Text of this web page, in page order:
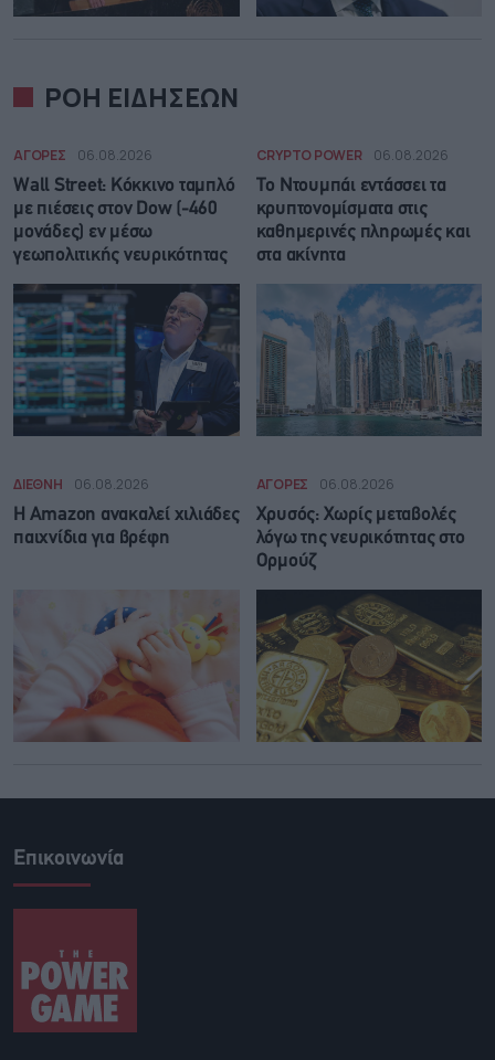
ΡΟΗ ΕΙΔΗΣΕΩΝ
ΑΓΟΡΕΣ 06.08.2026
Wall Street: Κόκκινο ταμπλό
με πιέσεις στον Dow (-460
μονάδες) εν μέσω
γεωπολιτικής νευρικότητας
CRYPTO POWER 06.08.2026
Το Ντουμπάι εντάσσει τα
κρυπτονομίσματα στις
καθημερινές πληρωμές και
στα ακίνητα
ΔΙΕΘΝΗ 06.08.2026
Η Amazon ανακαλεί χιλιάδες
παιχνίδια για βρέφη
ΑΓΟΡΕΣ 06.08.2026
Χρυσός: Χωρίς μεταβολές
λόγω της νευρικότητας στο
Ορμούζ
Επικοινωνία